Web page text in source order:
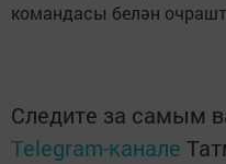
командасы белән
Следите за самым
Telegram-канале